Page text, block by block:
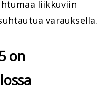
liikkuviin
varauksella.
on